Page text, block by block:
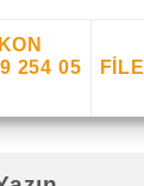
254 05